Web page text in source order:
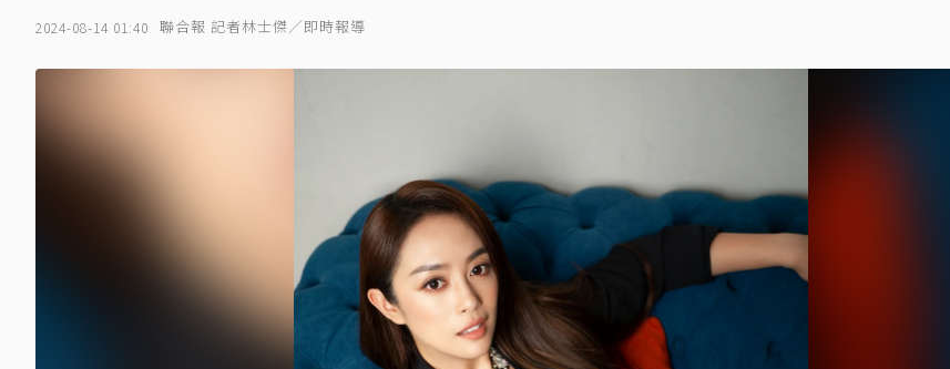
2024-08-14 01:40 聯合報 記者林士傑／即時報導